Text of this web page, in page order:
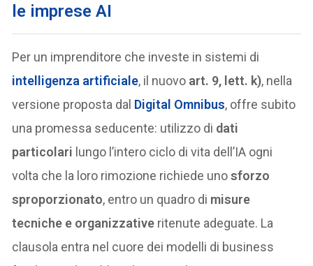
le imprese AI
Per un imprenditore che investe in sistemi di
intelligenza artificiale, il nuovo art. 9, lett. k), nella
versione proposta dal Digital Omnibus, offre subito
una promessa seducente: utilizzo di dati
particolari lungo l’intero ciclo di vita dell’IA ogni
volta che la loro rimozione richiede unosforzo
sproporzionato, entro un quadro di misure
tecniche e organizzative ritenute adeguate. La
clausola entra nel cuore dei modelli di business